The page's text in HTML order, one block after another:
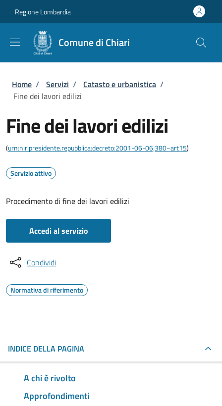
Regione Lombardia
Comune di Chiari
Briciole di pane
Home / Servizi / Catasto e urbanistica /
Fine dei lavori edilizi
Fine dei lavori edilizi
(urn:nir:presidente.repubblica:decreto:2001-06-06;380~art15)
Servizio attivo
Procedimento di fine dei lavori edilizi
Accedi al servizio
Condividi
Normativa di riferimento
INDICE DELLA PAGINA
A chi è rivolto
Approfondimenti